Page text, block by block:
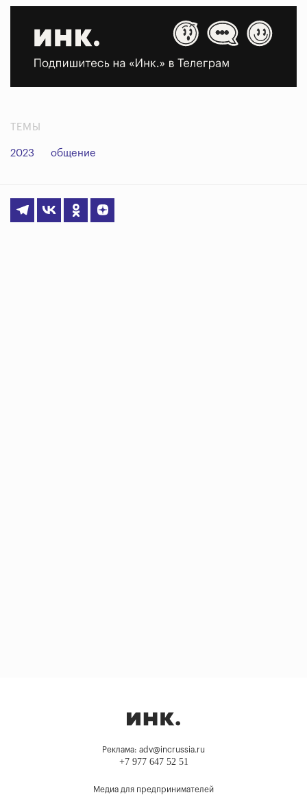
ТЕМЫ
2023 общение
Реклама: adv@incrussia.ru
+7 977 647 52 51
Медиа для предпринимателей